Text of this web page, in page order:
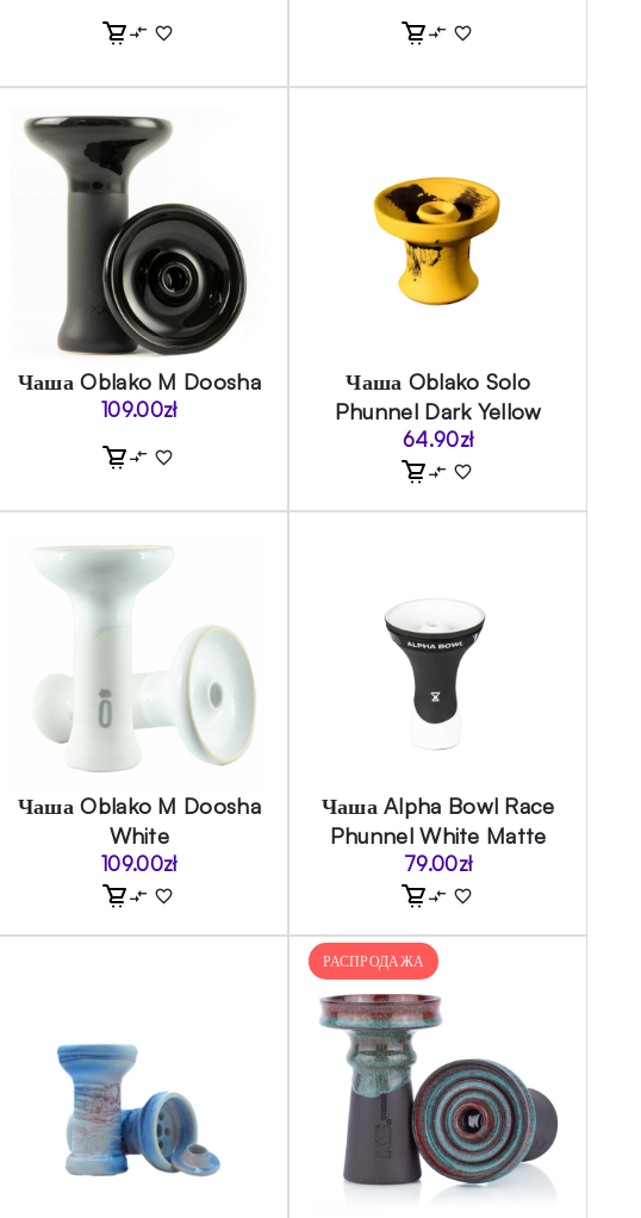
Чаша Oblako M Doosha
109.00zł
Чаша Oblako Solo
Phunnel Dark Yellow
64.90zł
Чаша Oblako M Doosha
White
109.00zł
Чаша Alpha Bowl Race
Phunnel White Matte
79.00zł
РАСПРОДАЖА